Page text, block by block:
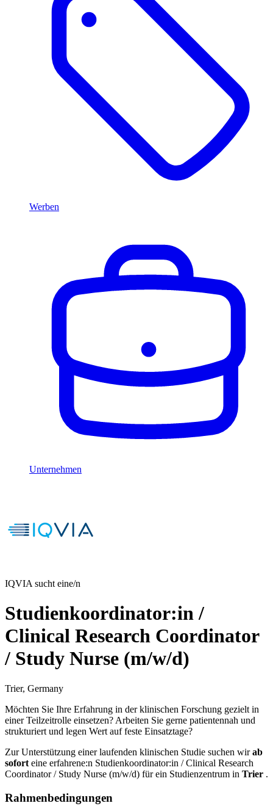
Werben
Unternehmen
IQVIA sucht eine/n
Studienkoordinator:in /
Clinical Research Coordinator
/ Study Nurse (m/w/d)
Trier, Germany
Möchten Sie Ihre Erfahrung in der klinischen Forschung gezielt in
einer Teilzeitrolle einsetzen? Arbeiten Sie gerne patientennah und
strukturiert und legen Wert auf feste Einsatztage?
Zur Unterstützung einer laufenden klinischen Studie suchen wirab
sofort eine erfahrene:n Studienkoordinator:in / Clinical Research
Coordinator / Study Nurse (m/w/d) für ein Studienzentrum in Trier .
Rahmenbedingungen